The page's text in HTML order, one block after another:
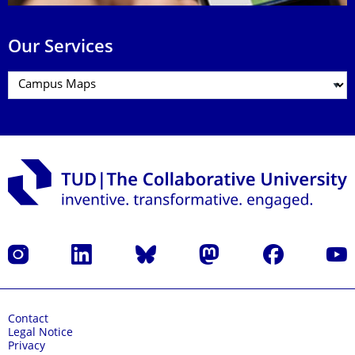
Our Services
Instagram LinkedIn Bluesky Mastodon Facebook
Contact
Legal Notice
Privacy